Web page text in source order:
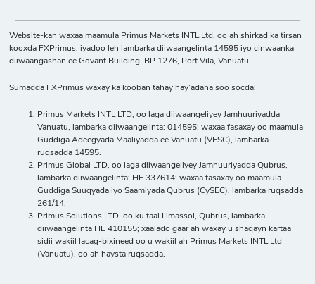
Website-kan waxaa maamula Primus Markets INTL Ltd, oo ah shirkad ka tirsan
kooxda FXPrimus, iyadoo leh lambarka diiwaangelinta 14595 iyo cinwaanka
diiwaangashan ee Govant Building, BP 1276, Port Vila, Vanuatu.
Sumadda FXPrimus waxay ka kooban tahay hay’adaha soo socda:
Primus Markets INTL LTD, oo laga diiwaangeliyey Jamhuuriyadda
Vanuatu, lambarka diiwaangelinta: 014595; waxaa fasaxay oo maamula
Guddiga Adeegyada Maaliyadda ee Vanuatu (VFSC), lambarka
ruqsadda 14595.
Primus Global LTD, oo laga diiwaangeliyey Jamhuuriyadda Qubrus,
lambarka diiwaangelinta: HE 337614; waxaa fasaxay oo maamula
Guddiga Suuqyada iyo Saamiyada Qubrus (CySEC), lambarka ruqsadda
261/14.
Primus Solutions LTD, oo ku taal Limassol, Qubrus, lambarka
diiwaangelinta HE 410155; xaalado gaar ah waxay u shaqayn kartaa
sidii wakiil lacag-bixineed oo u wakiil ah Primus Markets INTL Ltd
(Vanuatu), oo ah haysta ruqsadda.